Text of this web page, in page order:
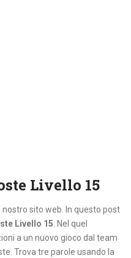
Livello 15
sito web. In questo post
Livello 15. Nel quel
a un nuovo gioco dal team
Trova tre parole usando la